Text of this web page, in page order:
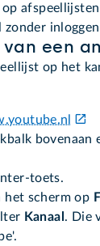
op
zonder
een
op het
bovenaan
toets.
het scherm op
Kanaal . Die